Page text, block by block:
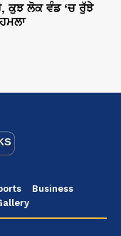
ਕੁਝ ਲੋਕ ਵੰਡ ‘ਚ ਰੁੱਝੇ
Business